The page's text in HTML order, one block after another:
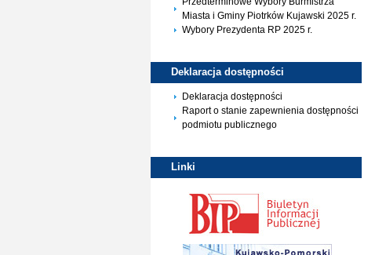
Miasta i Gminy Piotrków Kujawski 2025 r.
Wybory Prezydenta RP 2025 r.
Deklaracja dostępności
Deklaracja dostępności
Raport o stanie zapewnienia dostępności
podmiotu publicznego
Linki